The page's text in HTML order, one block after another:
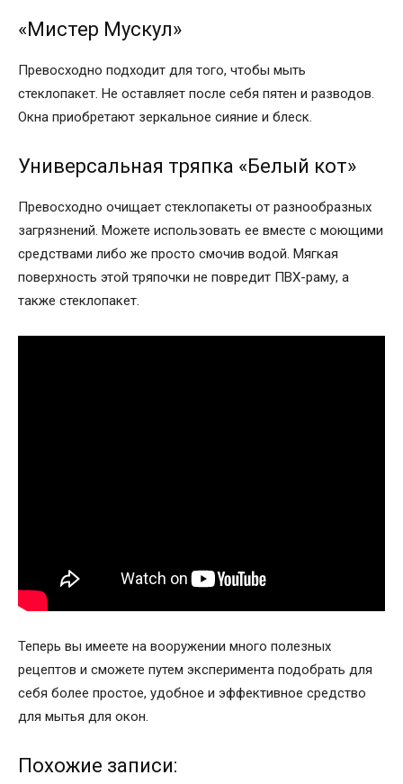
«Мистер Мускул»
Превосходно подходит для того, чтобы мыть
стеклопакет. Не оставляет после себя пятен и разводов.
Окна приобретают зеркальное сияние и блеск.
Универсальная тряпка «Белый кот»
Превосходно очищает стеклопакеты от разнообразных
загрязнений. Можете использовать ее вместе с моющими
средствами либо же просто смочив водой. Мягкая
поверхность этой тряпочки не повредит ПВХ-раму, а
также стеклопакет.
Теперь вы имеете на вооружении много полезных
рецептов и сможете путем эксперимента подобрать для
себя более простое, удобное и эффективное средство
для мытья для окон.
Похожие записи: